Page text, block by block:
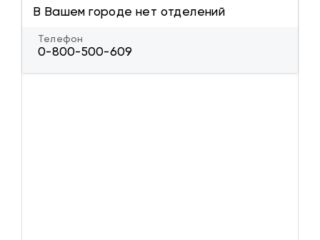
В Вашем городе нет отделений
Телефон
0-800-500-609